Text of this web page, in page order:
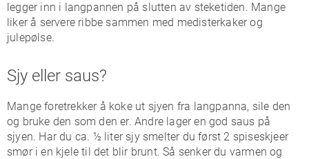
legger inn i langpannen på slutten av steketiden. Mange
liker å servere ribbe sammen med medisterkaker og
julepølse.
Sjy eller saus?
Mange foretrekker å koke ut sjyen fra langpanna, sile den
og bruke den som den er. Andre lager en god saus på
sjyen. Har du ca. ½ liter sjy smelter du først 2 spiseskjeer
smør i en kjele til det blir brunt. Så senker du varmen og